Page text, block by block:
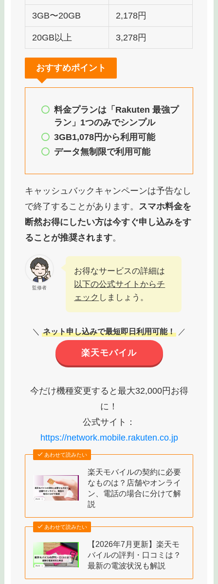
3GB〜20GB 2,178円
20GB以上 3,278円
おすすめポイント
料金プランは「Rakuten 最強プ
ラン」1つのみでシンプル
3GB1,078円から利用可能
データ無制限で利用可能
キャッシュバックキャンペーンは予告なし
で終了することがあります。 スマホ料金を
断然お得にしたい方は今すぐ申し込みをす
ることが推奨されます。
監修者
お得なサービスの詳細は
以下の公式サイトからチ
ェック しましょう。
＼ ネット申し込みで最短即日利用可能！ ／
楽天モバイル
今だけ機種変更すると最大32,000円お得
に！
公式サイト：
https://network.mobile.rakuten.co.jp
あわせて読みたい
楽天モバイルの契約に必要
なものは？店舗やオンライ
ン、電話の場合に分けて解
説
あわせて読みたい
【2026年7月更新】楽天モ
バイルの評判・口コミは？
最新の電波状況も解説